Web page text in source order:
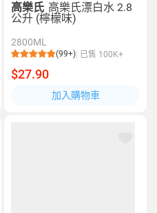
高樂氏 高樂氏漂白水 2.8
公升 (檸檬味)
2800ML
(99+) 已售 100K+
$27.90
加入購物車